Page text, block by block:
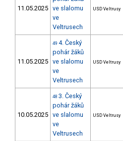
11.05.2025 ve slalomu
ve
Veltrusech
USD Veltrusy
11.05.2025
49 4. Český
pohár žáků
ve slalomu
ve
Veltrusech
USD Veltrusy
10.05.2025
48 3. Český
pohár žáků
ve slalomu
ve
Veltrusech
USD Veltrusy